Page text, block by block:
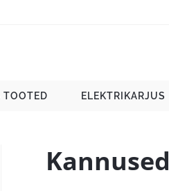
TOOTED ELEKTRIKARJUS
Kannused